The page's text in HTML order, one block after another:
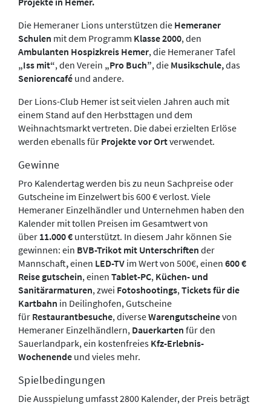
Die Hemeraner Lions unterstützen die Hemeraner
Schulen mit dem Programm Klasse 2000, den
Ambulanten Hospizkreis Hemer, die Hemeraner Tafel
„Iss mit“, den Verein „Pro Buch”, die Musikschule,das
Seniorencafé und andere.
Der Lions-Club Hemer ist seit vielen Jahren auch mit
einem Stand auf den Herbsttagen und dem
Weihnachtsmarkt vertreten. Die dabei erzielten Erlöse
werden ebenalls für Projekte vor Ortverwendet.
Gewinne
Pro Kalendertag werden bis zu neun Sachpreise oder
Gutscheine im Einzelwert bis 600 € verlost. Viele
Hemeraner Einzelhändler und Unternehmen haben den
Kalender mit tollen Preisen im Gesamtwert von
über 11.000 € unterstützt. In diesem Jahr können Sie
gewinnen: ein BVB-Trikot mit Unterschriften der
Mannschaft,einen LED-TV im Wert von 500€, einen 600 €
Reise gutschein, einen Tablet-PC, Küchen- und
Sanitärarmaturen, zwei Fotoshootings,Tickets für die
Kartbahn in Deilinghofen, Gutscheine
für Restaurantbesuche, diverseWarengutscheinevon
Hemeraner Einzelhändlern, Dauerkarten für den
Sauerlandpark, ein kostenfreies Kfz-Erlebnis-
Wochenende und vieles mehr.
Spielbedingungen
Die Ausspielung umfasst 2800 Kalender, der Preis beträgt